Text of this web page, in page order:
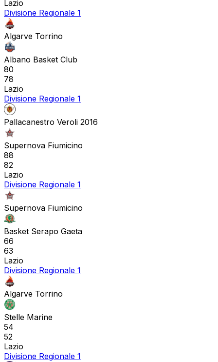
Lazio
Divisione Regionale 1
Algarve Torrino
Albano Basket Club
80
78
Lazio
Divisione Regionale 1
Pallacanestro Veroli 2016
Supernova Fiumicino
88
82
Lazio
Divisione Regionale 1
Supernova Fiumicino
Basket Serapo Gaeta
66
63
Lazio
Divisione Regionale 1
Algarve Torrino
Stelle Marine
54
52
Lazio
Divisione Regionale 1